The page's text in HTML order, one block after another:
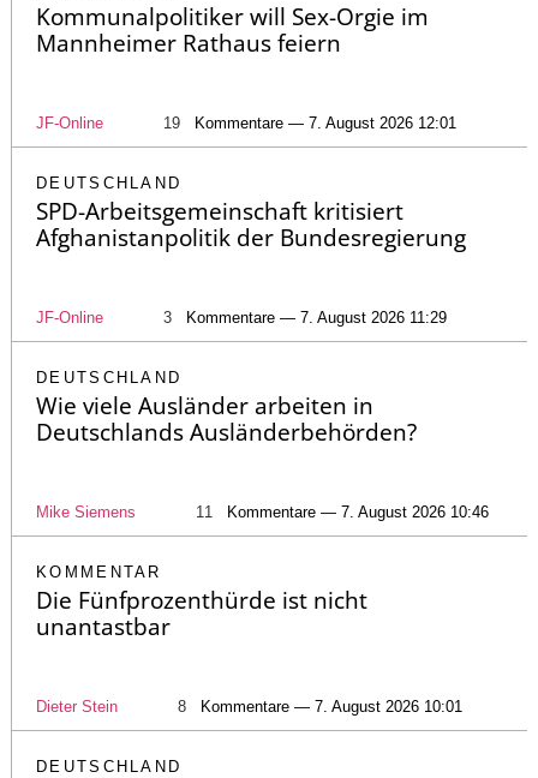
Kommunalpolitiker will Sex-Orgie im
Mannheimer Rathaus feiern
JF-Online 19 Kommentare — 7. August 2026 12:01
DEUTSCHLAND
SPD-Arbeitsgemeinschaft kritisiert
Afghanistanpolitik der Bundesregierung
JF-Online 3 Kommentare — 7. August 2026 11:29
DEUTSCHLAND
Wie viele Ausländer arbeiten in
Deutschlands Ausländerbehörden?
Mike Siemens 11 Kommentare — 7. August 2026 10:46
KOMMENTAR
Die Fünfprozenthürde ist nicht
unantastbar
Dieter Stein 8 Kommentare — 7. August 2026 10:01
DEUTSCHLAND